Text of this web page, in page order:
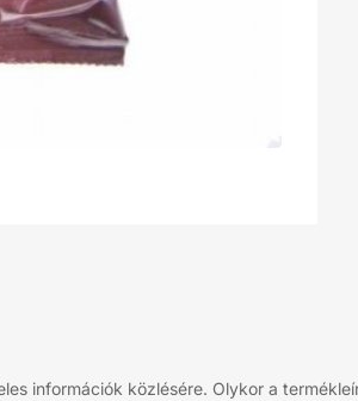
információk közlésére. Olykor a